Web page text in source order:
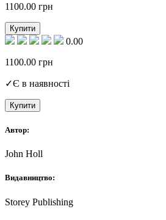
1100.00 грн
Купити
0.00
1100.00 грн
✓Є в наявності
Купити
Автор:
John Holl
Видавництво:
Storey Publishing